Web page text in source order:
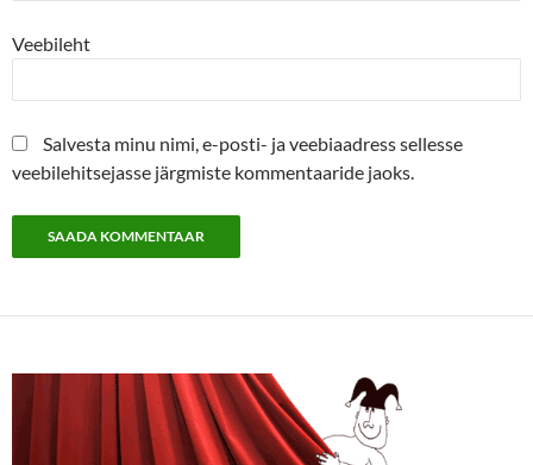
Veebileht
Salvesta minu nimi, e-posti- ja veebiaadress sellesse
veebilehitsejasse järgmiste kommentaaride jaoks.